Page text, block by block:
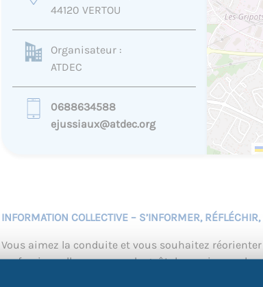
44120 VERTOU
Organisateur :
ATDEC
0688634588
ejussiaux@atdec.org
INFORMATION COLLECTIVE – S’INFORMER, RÉFLÉCHIR,
Vous aimez la conduite et vous souhaitez
professionnelle, vous avez le goût du service rendu